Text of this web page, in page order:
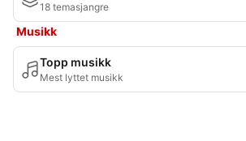
18 temasjangre
Musikk
Topp musikk
Mest lyttet musikk